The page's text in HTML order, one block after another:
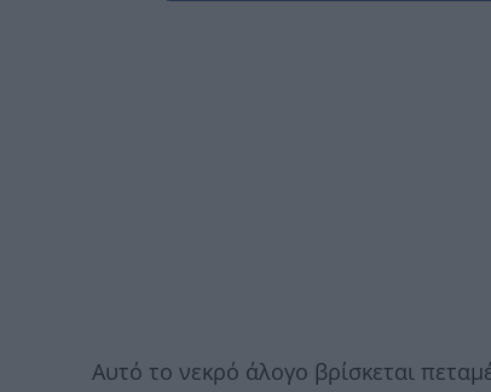
Αυτό το νεκρό άλογο βρίσκεται